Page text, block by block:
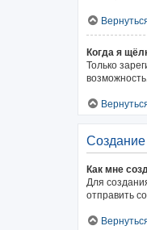
Когда я
Только
Как мне
Для
отправить